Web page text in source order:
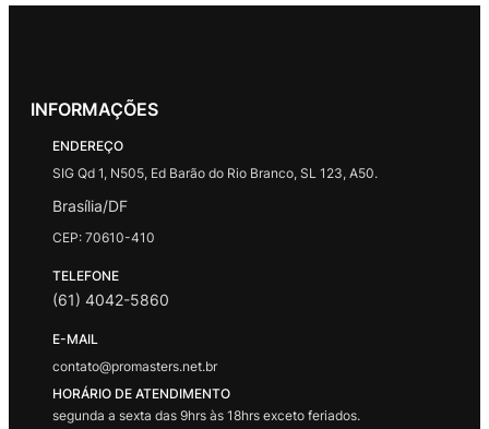
INFORMAÇÕES
ENDEREÇO
SIG Qd 1, N505, Ed Barão do Rio Branco, SL 123, A50.
Brasília/DF
CEP: 70610-410
TELEFONE
(61) 4042-5860
E-MAIL
contato@promasters.net.br
HORÁRIO DE ATENDIMENTO
segunda a sexta das 9hrs às 18hrs exceto feriados.